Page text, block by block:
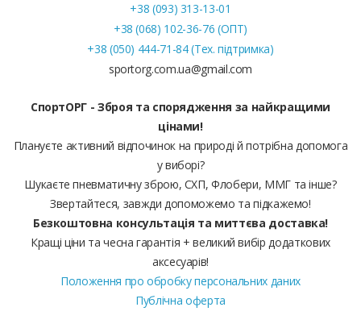
+38 (093) 313-13-01
+38 (068) 102-36-76 (ОПТ)
+38 (050) 444-71-84 (Тех. підтримка)
sportorg.com.ua@gmail.com
СпортОРГ - Зброя та спорядження за найкращими
цінами!
Плануєте активний відпочинок на природі й потрібна допомога
у виборі?
Шукаєте пневматичну зброю, СХП, Флобери, ММГ та інше?
Звертайтеся, завжди допоможемо та підкажемо!
Безкоштовна консультація та миттєва доставка!
Кращі ціни та чесна гарантія + великий вибір додаткових
аксесуарів!
Положення про обробку персональних даних
Публічна оферта